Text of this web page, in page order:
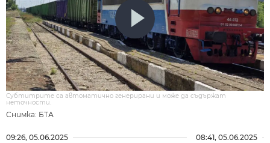
Снимка: БТА
Субтитрите са автоматично генерирани и може да съдържат
неточности.
09:26, 05.06.2025 08:41, 05.06.2025